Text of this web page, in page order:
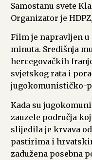
Samostanu svete
Organizator je
Film je napravljen
minuta. Središnja
hercegovačkih
svjetskog rata i
jugokomunističko-
Kada su
zauzele područja
slijedila je krvava
pastirima i
zadužena posebna